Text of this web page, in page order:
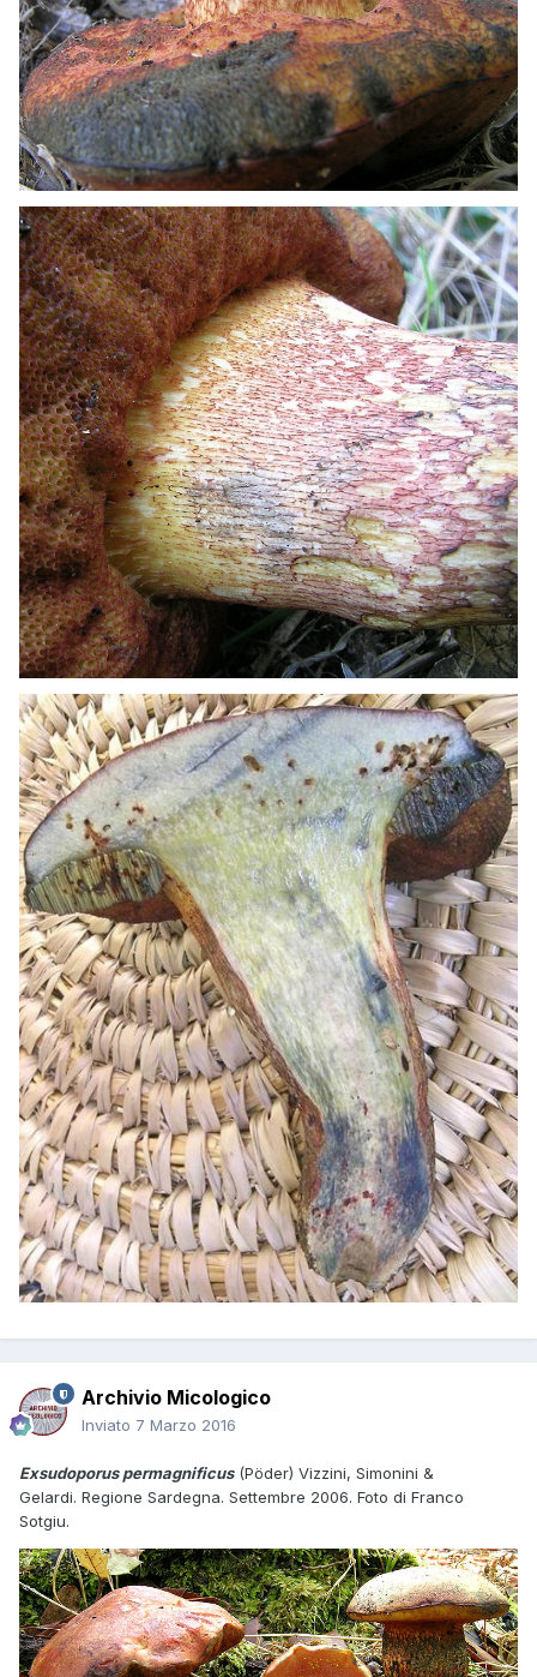
Archivio Micologico
Inviato 7 Marzo 2016
Exsudoporus permagnificus(Pöder) Vizzini, Simonini &
Gelardi. Regione Sardegna. Settembre 2006. Foto di Franco
Sotgiu.